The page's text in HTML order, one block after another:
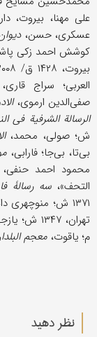
عسکری، حسن،
کوشش احمد زکی پاشا، قاهره، ۱۳۳۲ ق/
العربی؛ سراج
صفی‌الدین ارموی،
الرسالة الشرفیة فی
ش؛ صولی، محمد،
بی‌تا، بی‌جا؛ فارابی،
محمود احمد حنفی،
التحف»، سه رسالۀ
۱۳۷۱ ش؛ منوچهری دامغانی، احمد،
تهران، ۱۳۴۷ ش؛ یازجی، ناصیف،
م؛ یاقوت، معجم
نظر دهید